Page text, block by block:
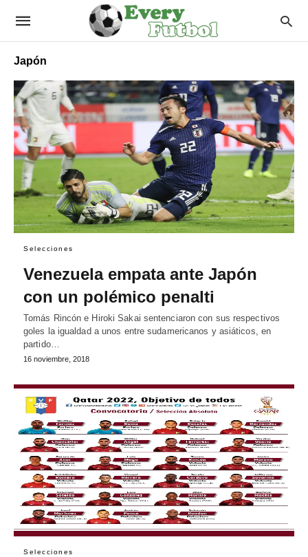
Japón
Selecciones
Venezuela empata ante Japón
con un polémico penalti
Tomás Rincón e Hiroki Sakai sentenciaron con sus respectivos
goles la igualdad a unos entre sudamericanos y asiáticos, en
partido…
16 noviembre, 2018
Selecciones